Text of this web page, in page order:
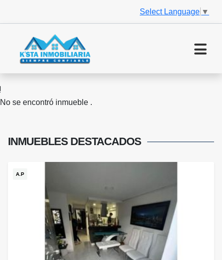
Select Language ▼
No se encontró inmueble .
INMUEBLES DESTACADOS
A.P